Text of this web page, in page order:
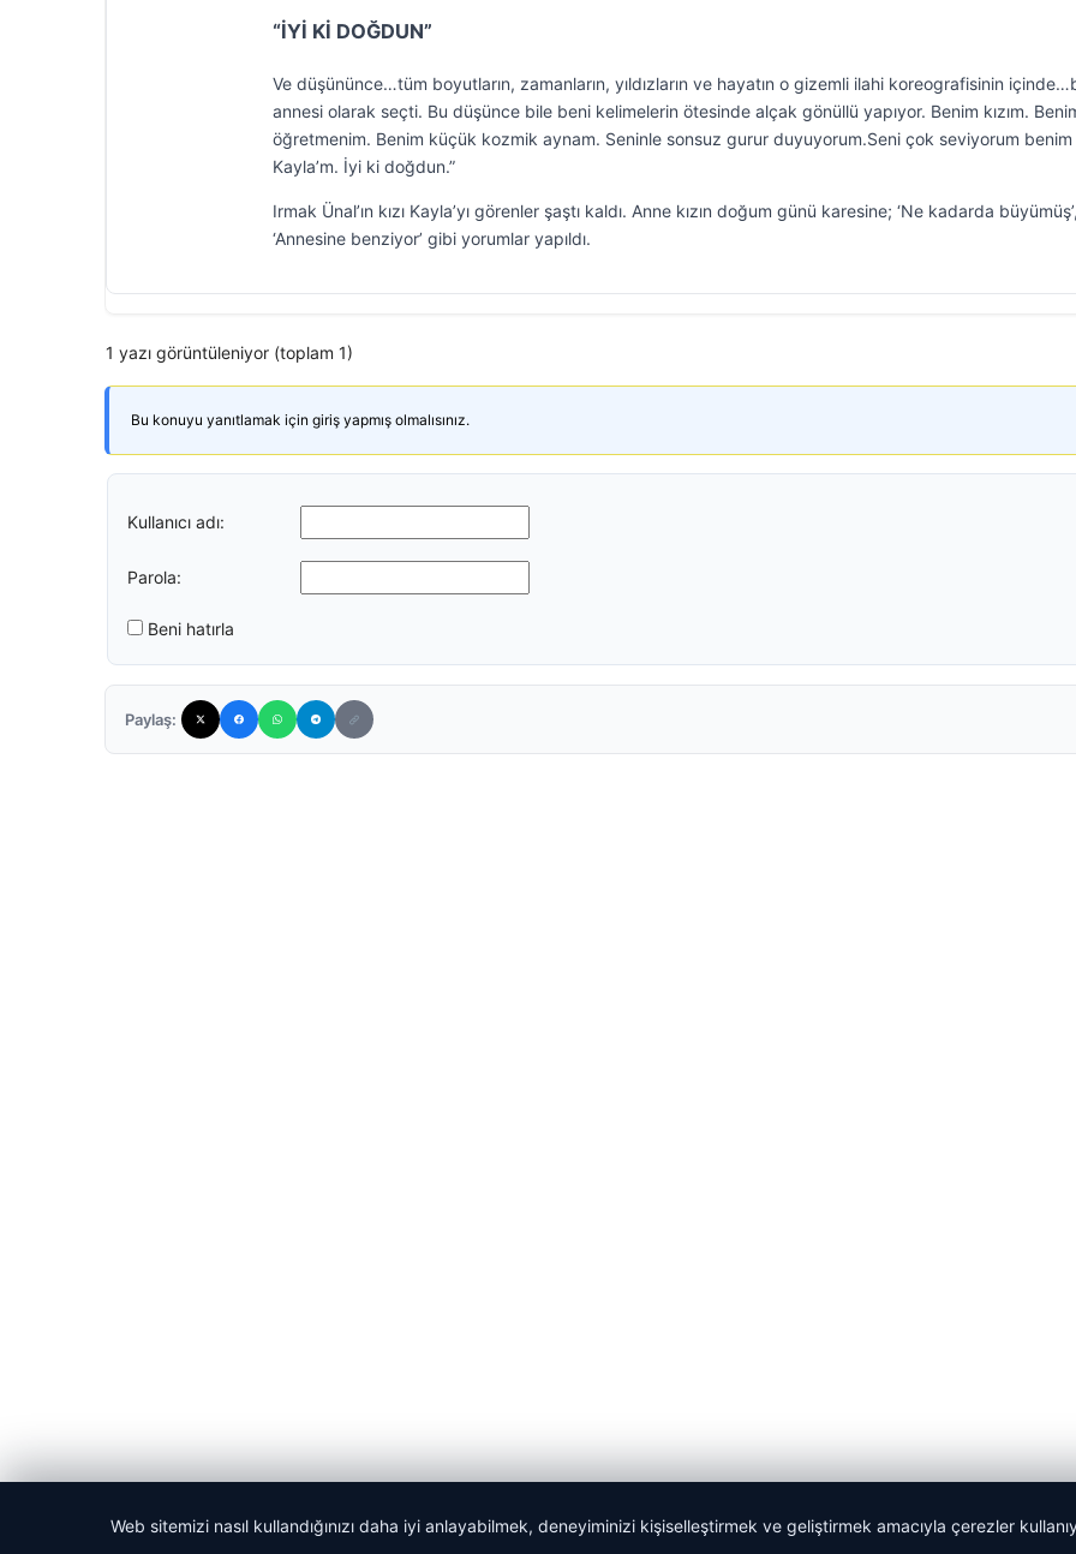
“İYİ Kİ DOĞDUN”
Ve düşününce…tüm boyutların, zamanların, yıldızların ve hayatın o gizemli ilahi koreografisinin
annesi olarak seçti. Bu düşünce bile beni kelimelerin ötesinde alçak gönüllü yapıyor. Benim kızım.
öğretmenim. Benim küçük kozmik aynam. Seninle sonsuz gurur duyuyorum.Seni çok seviyorum benim
Kayla’m. İyi ki doğdun.”
Irmak Ünal’ın kızı Kayla’yı görenler şaştı kaldı. Anne kızın doğum günü karesine; ‘Ne kadarda büyümüş’,
‘Annesine benziyor’ gibi yorumlar yapıldı.
1 yazı görüntüleniyor (toplam 1)
Bu konuyu yanıtlamak için giriş yapmış olmalısınız.
Kullanıcı adı:
Parola:
Beni hatırla
Paylaş:
Web sitemizi nasıl kullandığınızı daha iyi anlayabilmek, deneyiminizi kişiselleştirmek ve geliştirmek amacıyla çerezler